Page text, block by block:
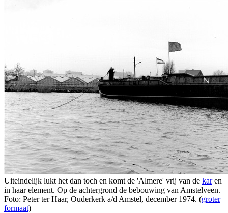
Uiteindelijk lukt het dan toch en komt de 'Almere' vrij van de karen
in haar element. Op de achtergrond de bebouwing van Amstelveen.
Foto: Peter ter Haar, Ouderkerk a/d Amstel, december 1974. (groter
formaat)